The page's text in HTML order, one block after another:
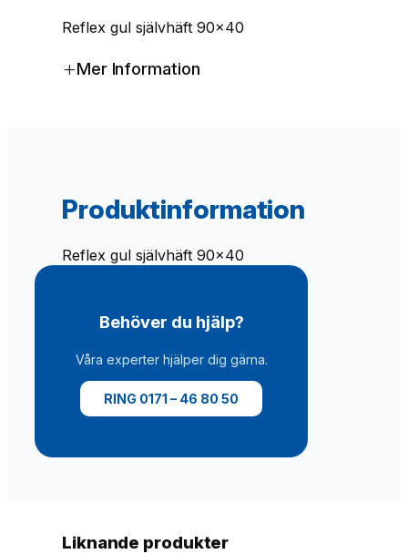
g
l
ä
t
9
Reflex gul självhäft 90×40
+Mer Information
Produktinformation
Reflex gul självhäft 90×40
Behöver du hjälp?
Våra experter hjälper dig gärna.
RING 0171 – 46 80 50
Liknande produkter